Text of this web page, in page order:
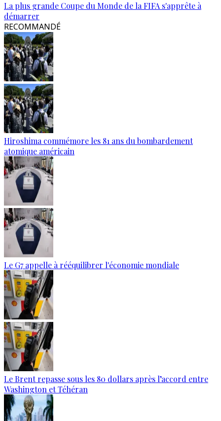
La plus grande Coupe du Monde de la FIFA s'apprête à
démarrer
RECOMMANDÉ
Hiroshima commémore les 81 ans du bombardement
atomique américain
Le G7 appelle à rééquilibrer l'économie mondiale
Le Brent repasse sous les 80 dollars après l’accord entre
Washington et Téhéran